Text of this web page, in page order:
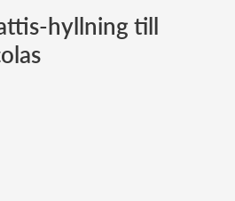
kungahuset
kungahuset
hyllning till